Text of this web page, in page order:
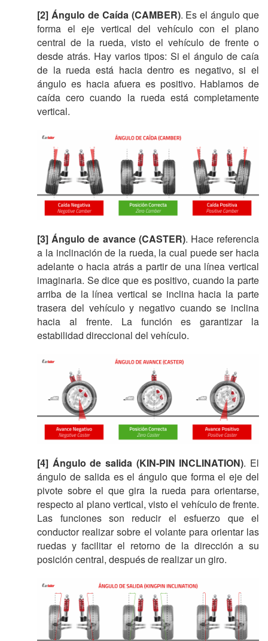
[2] Ángulo de Caída (CAMBER). Es el ángulo que
forma el eje vertical del vehículo con el plano
central de la rueda, visto el vehículo de frente o
desde atrás. Hay varios tipos: Si el ángulo de caía
de la rueda está hacia dentro es negativo, si el
ángulo es hacia afuera es positivo. Hablamos de
caída cero cuando la rueda está completamente
vertical.
[3] Ángulo de avance (CASTER). Hace referencia
a la inclinación de la rueda, la cual puede ser hacia
adelante o hacia atrás a partir de una línea vertical
imaginaria. Se dice que es positivo, cuando la parte
arriba de la línea vertical se inclina hacia la parte
trasera del vehículo y negativo cuando se inclina
hacia al frente. La función es garantizar la
estabilidad direccional del vehículo.
[4] Ángulo de salida (KIN-PIN INCLINATION). El
ángulo de salida es el ángulo que forma el eje del
pivote sobre el que gira la rueda para orientarse,
respecto al plano vertical, visto el vehículo de frente.
Las funciones son reducir el esfuerzo que el
conductor realizar sobre el volante para orientar las
ruedas y facilitar el retorno de la dirección a su
posición central, después de realizar un giro.